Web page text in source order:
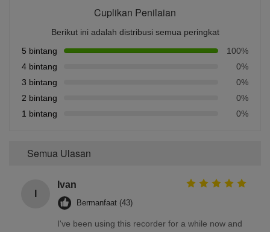
Cuplikan Penilaian
Berikut ini adalah distribusi semua peringkat
5 bintang
100%
4 bintang
0%
3 bintang
0%
2 bintang
0%
1 bintang
0%
Semua Ulasan
Ivan
Bermanfaat (43)
I've been using this recorder for a while now and